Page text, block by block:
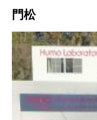
門松